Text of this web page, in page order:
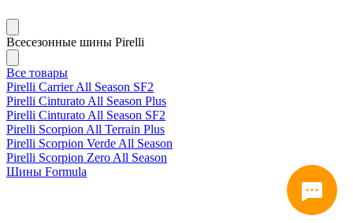
Всесезонные шины Pirelli
Все товары
Pirelli Carrier All Season SF2
Pirelli Cinturato All Season Plus
Pirelli Cinturato All Season SF2
Pirelli Scorpion All Terrain Plus
Pirelli Scorpion Verde All Season
Pirelli Scorpion Zero All Season
Шины Formula